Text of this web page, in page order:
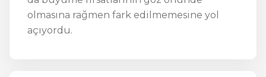
olmasına rağmen fark edilmemesine yol
açıyordu.